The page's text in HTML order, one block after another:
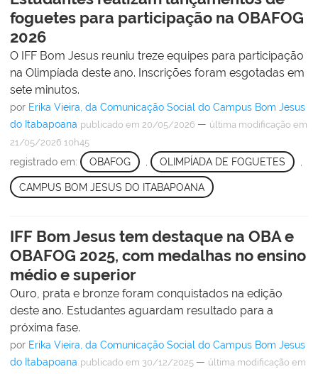
foguetes para participação na OBAFOG
2026
O IFF Bom Jesus reuniu treze equipes para participação
na Olimpíada deste ano. Inscrições foram esgotadas em
sete minutos.
por Erika Vieira, da Comunicação Social do Campus Bom Jesus
do Itabapoana publicado em 20/05/2026 — última modificação em
21/05/2026 10h45
registrado em: OBAFOG OLIMPÍADA DE FOGUETES
CAMPUS BOM JESUS DO ITABAPOANA
IFF Bom Jesus tem destaque na OBA e
OBAFOG 2025, com medalhas no ensino
médio e superior
Ouro, prata e bronze foram conquistados na edição
deste ano. Estudantes aguardam resultado para a
próxima fase.
por Erika Vieira, da Comunicação Social do Campus Bom Jesus
do Itabapoana publicado em 30/12/2025 — última modificação em